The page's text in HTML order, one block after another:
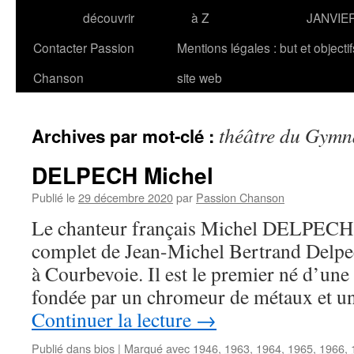
découvrir
à Z
Contacter Passion
Chanson
Mentions légales : but et
site web
Archives par mot-clé : théâtre du
DELPECH Michel
Publié le29 décembre 2020par Passion Chanson
Le chanteur français Michel
complet de Jean-Michel Bertrand
à Courbevoie. Il est le premier né
fondée par un chromeur de métaux et
Continuer la lecture →
Publié dansbios | Marqué avec 1946, 1963, 1964, 1965, 1966,